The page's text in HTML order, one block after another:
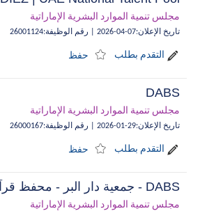
مجلس تنمية الموارد البشرية الإماراتية
تاريخ الإعلان:
07-04-2026 رقم الوظيفة:
26001124
التقدم بطلب حفظ
DABS
مجلس تنمية الموارد البشرية الإماراتية
تاريخ الإعلان:
29-01-2026 رقم الوظيفة:
26000167
التقدم بطلب حفظ
DABS - جمعية دار البر - محفظ قرآن
مجلس تنمية الموارد البشرية الإماراتية